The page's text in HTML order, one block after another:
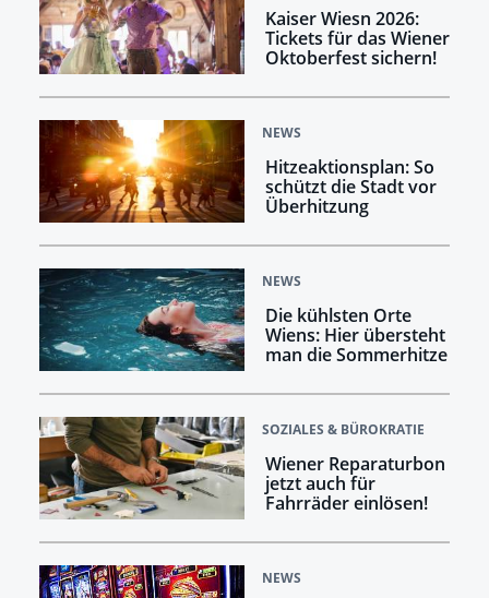
Kaiser Wiesn 2026:
Tickets für das Wiener
Oktoberfest sichern!
NEWS
Hitzeaktionsplan: So
schützt die Stadt vor
Überhitzung
NEWS
Die kühlsten Orte
Wiens: Hier übersteht
man die Sommerhitze
SOZIALES & BÜROKRATIE
Wiener Reparaturbon
jetzt auch für
Fahrräder einlösen!
NEWS